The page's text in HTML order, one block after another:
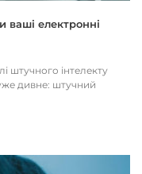
ваші електронні
штучного інтелекту
дивне: штучний